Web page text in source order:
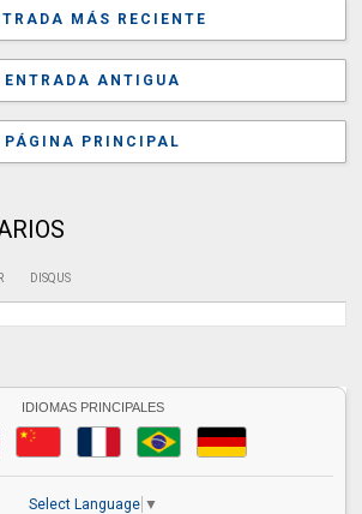
MÁS RECIENTE
ENTRADA ANTIGUA
PÁGINA PRINCIPAL
DISQUS
IDIOMAS PRINCIPALES
Select Language ▼